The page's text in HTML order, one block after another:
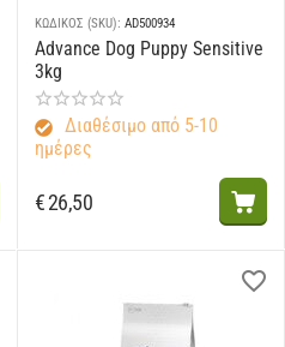
ΚΩΔΙΚΟΣ (SKU): AD500934
Advance Dog Puppy Sensitive
3kg
Διαθέσιμο από 5-10
ημέρες
€26,50